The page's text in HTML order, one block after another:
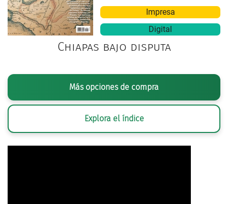
Impresa
Digital
Chiapas bajo disputa
Más opciones de compra
Explora el índice